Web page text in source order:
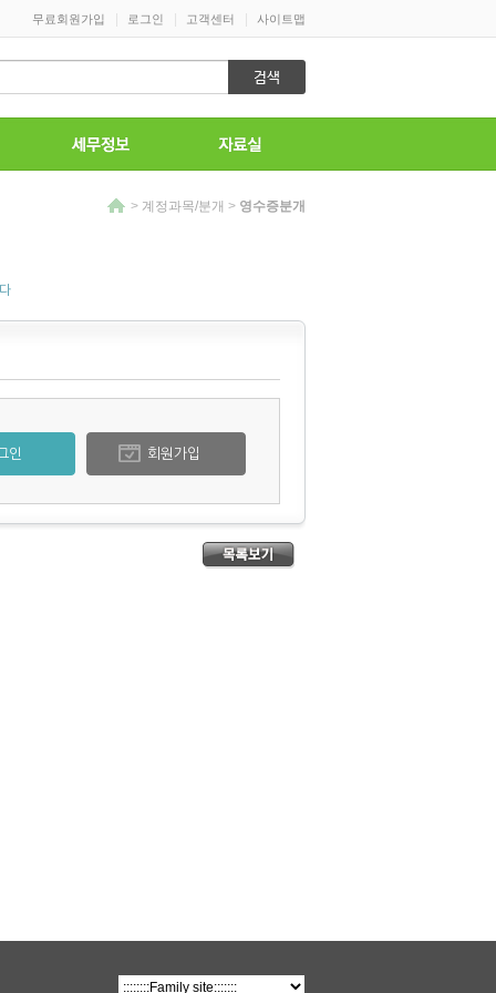
무료회원가입 로그인 고객센터 사이트맵
> 계정과목/분개 > 영수증분개
회원가입
인